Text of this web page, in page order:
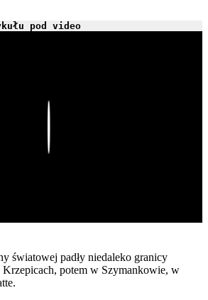
pod video
światowej padły niedaleko granicy
potem w Szymankowie, w